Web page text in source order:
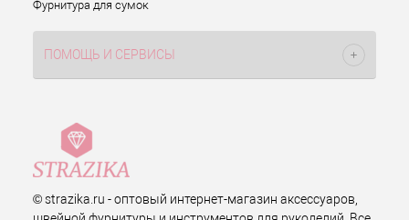
Фурнитура для сумок
ПОМОЩЬ И СЕРВИСЫ
© strazika.ru - оптовый интернет-магазин аксессуаров,